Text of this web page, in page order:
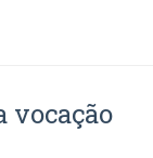
vocação